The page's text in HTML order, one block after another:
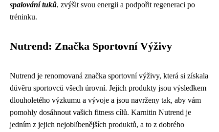
spalování tuků, zvýšit svou energii a podpořit regeneraci po
tréninku.
Nutrend: Značka Sportovní Výživy
Nutrend je renomovaná značka sportovní výživy, která si získala
důvěru sportovců všech úrovní. Jejich produkty jsou výsledkem
dlouholetého výzkumu a vývoje a jsou navrženy tak, aby vám
pomohly dosáhnout vašich fitness cílů. Karnitin Nutrend je
jedním z jejich nejoblíbenějších produktů, a to z dobrého